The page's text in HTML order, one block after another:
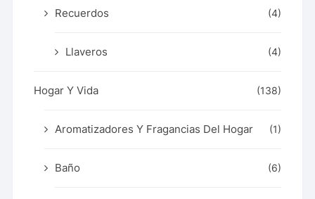
Recuerdos (4)
Llaveros (4)
Hogar Y Vida (138)
Aromatizadores Y Fragancias Del Hogar (1)
Baño (6)